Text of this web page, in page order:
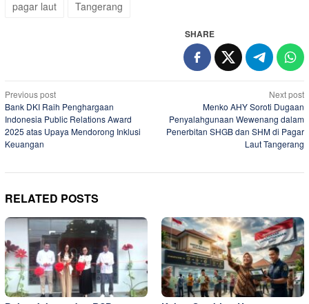
pagar laut Tangerang
SHARE
Post
navigation
Previous post
Bank DKI Raih Penghargaan
Indonesia Public Relations Award
2025 atas Upaya Mendorong Inklusi
Keuangan
Next post
Menko AHY Soroti Dugaan
Penyalahgunaan Wewenang dalam
Penerbitan SHGB dan SHM di Pagar
Laut Tangerang
RELATED POSTS